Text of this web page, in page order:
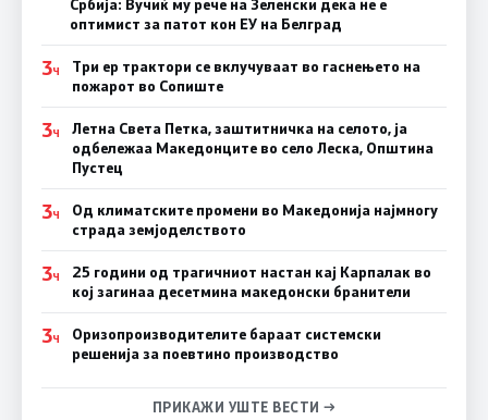
Србија: Вучиќ му рече на Зеленски дека не е
оптимист за патот кон ЕУ на Белград
3Ч
Три ер трактори се вклучуваат во гаснењето на
пожарот во Сопиште
3Ч
Летна Света Петка, заштитничка на селото, ја
одбележаа Македонците во село Леска, Општина
Пустец
3Ч
Од климатските промени во Македонија најмногу
страда земјоделството
3Ч
25 години од трагичниот настан кај Карпалак во
кој загинаа десетмина македонски бранители
3Ч
Оризопроизводителите бараат системски
решенија за поевтино производство
ПРИКАЖИ УШТЕ ВЕСТИ →